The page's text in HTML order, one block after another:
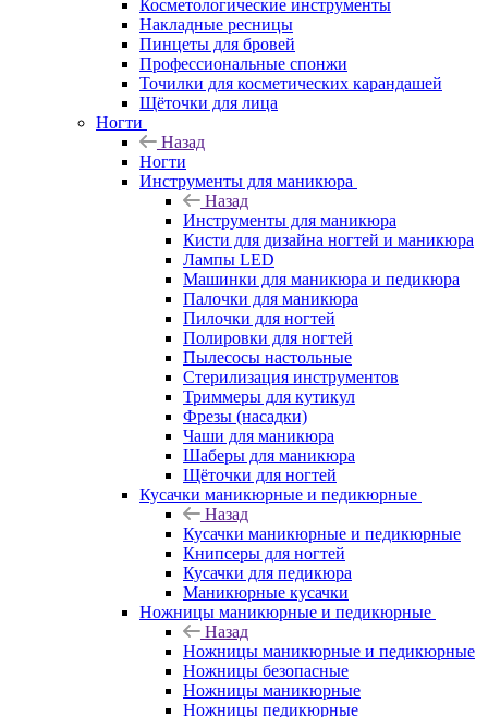
Косметологические инструменты
Накладные ресницы
Пинцеты для бровей
Профессиональные спонжи
Точилки для косметических карандашей
Щёточки для лица
Ногти
Назад
Ногти
Инструменты для маникюра
Назад
Инструменты для маникюра
Кисти для дизайна ногтей и маникюра
Лампы LED
Машинки для маникюра и педикюра
Палочки для маникюра
Пилочки для ногтей
Полировки для ногтей
Пылесосы настольные
Стерилизация инструментов
Триммеры для кутикул
Фрезы (насадки)
Чаши для маникюра
Шаберы для маникюра
Щёточки для ногтей
Кусачки маникюрные и педикюрные
Назад
Кусачки маникюрные и педикюрные
Книпсеры для ногтей
Кусачки для педикюра
Маникюрные кусачки
Ножницы маникюрные и педикюрные
Назад
Ножницы маникюрные и педикюрные
Ножницы безопасные
Ножницы маникюрные
Ножницы педикюрные